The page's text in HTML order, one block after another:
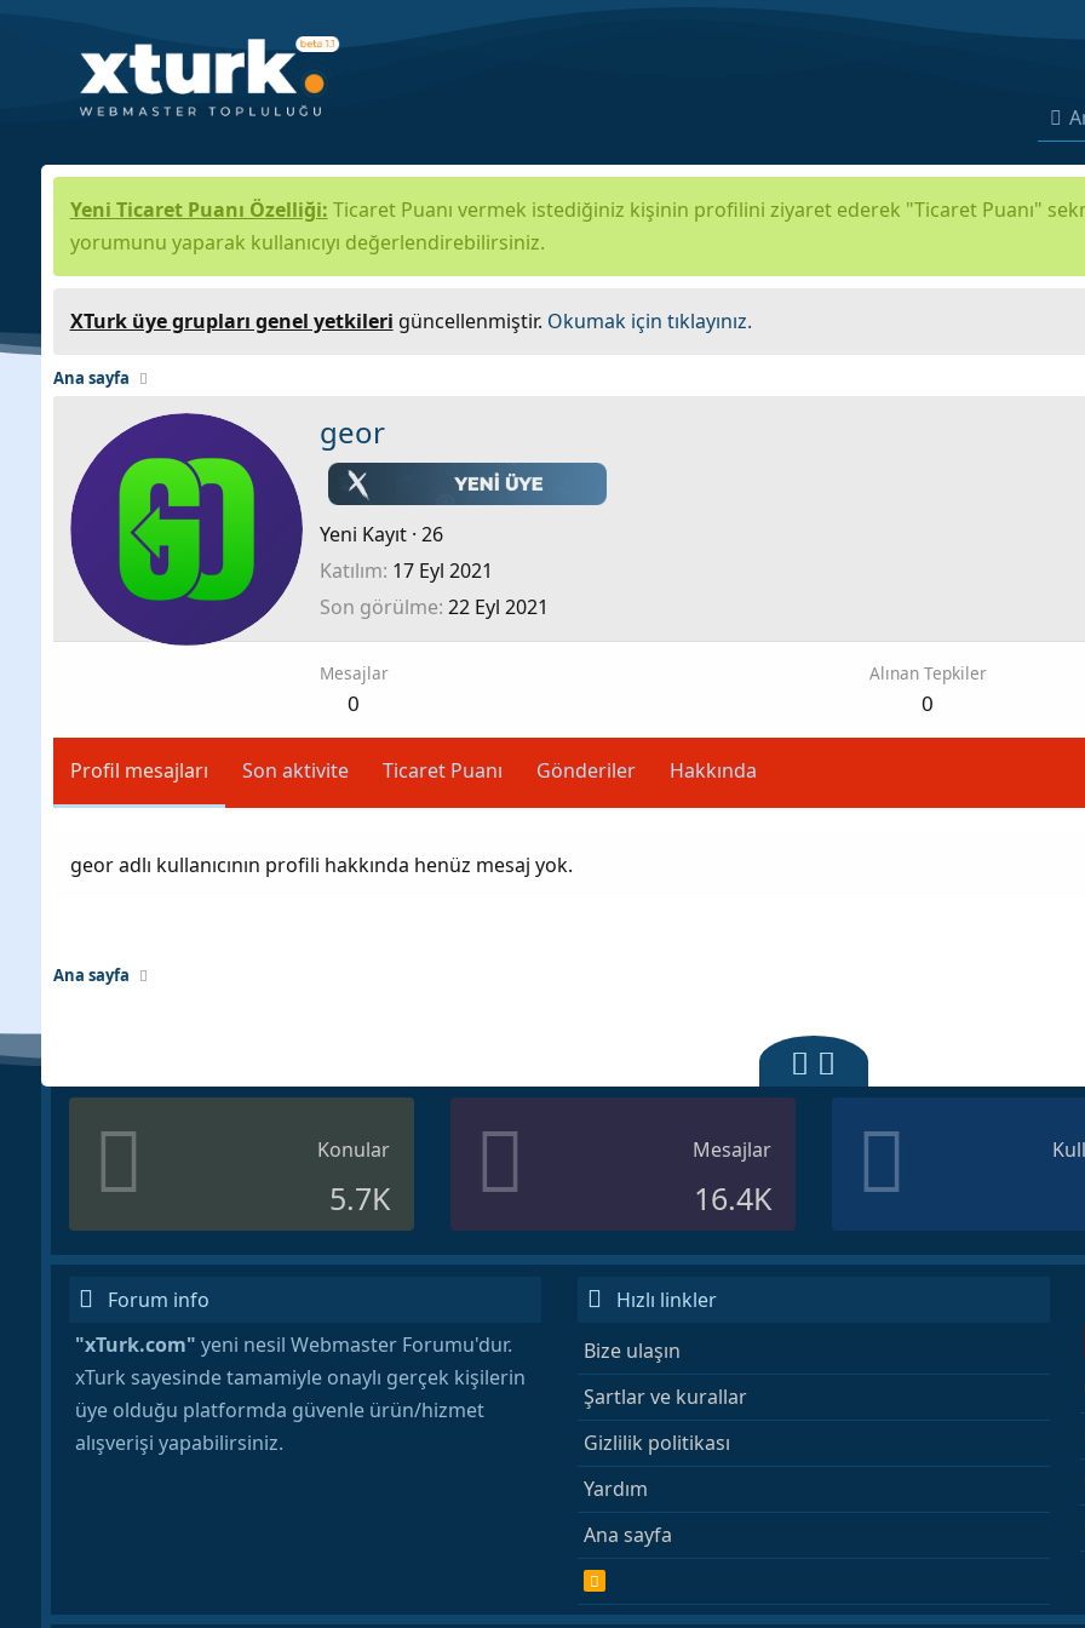
Yeni Ticaret Puanı Özelliği: Ticaret Puanı vermek istediğiniz kişinin profilini ziyaret ederek "Ticaret Puanı"
yorumunu yaparak kullanıcıyı değerlendirebilirsiniz.
XTurk üye grupları genel yetkileri güncellenmiştir. Okumak için tıklayınız.
Ana sayfa
geor
Yeni Kayıt · 26
Katılım 17 Eyl 2021
Son görülme 22 Eyl 2021
Mesajlar
0
Alınan Tepkiler
0
Profil mesajları Son aktivite Ticaret Puanı Gönderiler Hakkında
geor adlı kullanıcının profili hakkında henüz mesaj yok.
Ana sayfa
Konular
5.7K
Mesajlar
16.4K
Forum info
"xTurk.com" yeni nesil Webmaster Forumu'dur.
xTurk sayesinde tamamiyle onaylı gerçek kişilerin
üye olduğu platformda güvenle ürün/hizmet
alışverişi yapabilirsiniz.
Hızlı linkler
Bize ulaşın
Şartlar ve kurallar
Gizlilik politikası
Yardım
Ana sayfa
R
S
S